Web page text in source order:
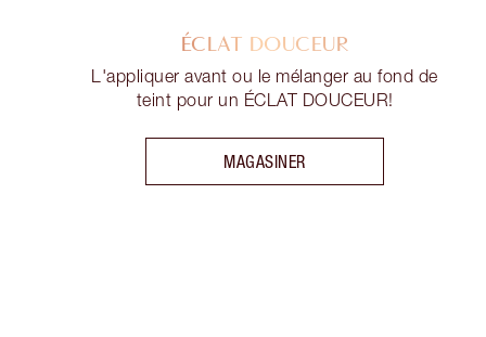
ÉCLAT DOUCEUR
L'appliquer avant ou le mélanger au fond de
teint pour un ÉCLAT DOUCEUR!
MAGASINER